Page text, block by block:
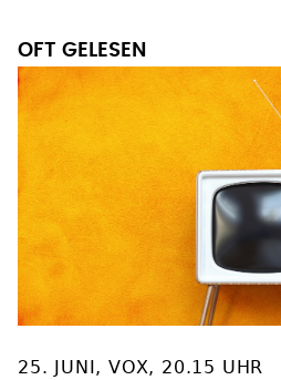
OFT GELESEN
25. JUNI, VOX, 20.15 UHR